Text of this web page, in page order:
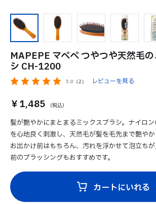
MAPEPE マペペ つやつや天然毛
シ CH-1200
5.0 （2） レビューを見る
￥1,485
髪が艶やかにまとまるミックスブラシ。ナイロ
を心地良く刺激し、天然毛が髪を毛先まで艶やか
お出かけ前はもちろん、汚れを浮かせて泡立ち
前のブラッシングもおすすめです。
カートにいれる